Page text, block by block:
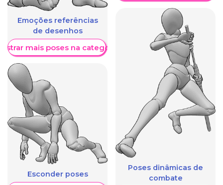
Emoções referências
de desenhos
mais poses na categoria
Esconder poses
Poses dinâmicas de
combate